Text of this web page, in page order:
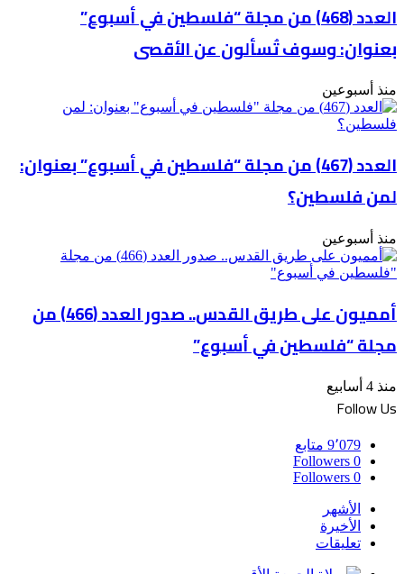
العدد (468) من مجلة “فلسطين في أسبوع”
بعنوان: وسوف تُسألون عن الأقصى
منذ أسبوعين
العدد (467) من مجلة “فلسطين في أسبوع” بعنوان:
لمن فلسطين؟
منذ أسبوعين
أمميون على طريق القدس.. صدور العدد (466) من
مجلة “فلسطين في أسبوع”
منذ 4 أسابيع
Follow Us
9٬079 متابع
0
Followers
0
Followers
الأشهر
الأخيرة
تعليقات